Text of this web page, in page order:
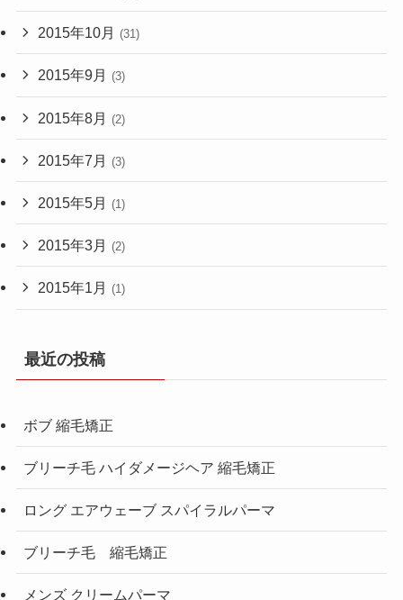
2015年10月 (31)
2015年9月 (3)
2015年8月 (2)
2015年7月 (3)
2015年5月 (1)
2015年3月 (2)
2015年1月 (1)
最近の投稿
ボブ 縮毛矯正
ブリーチ毛 ハイダメージヘア 縮毛矯正
ロング エアウェーブ スパイラルパーマ
ブリーチ毛 縮毛矯正
メンズ クリームパーマ